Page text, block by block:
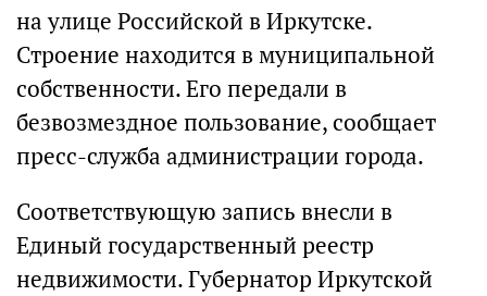
на улице Российской в Иркутске.
Строение находится в муниципальной
собственности. Его передали в
безвозмездное пользование, сообщает
пресс-служба администрации города.
Соответствующую запись внесли в
Единый государственный реестр
недвижимости. Губернатор Иркутской